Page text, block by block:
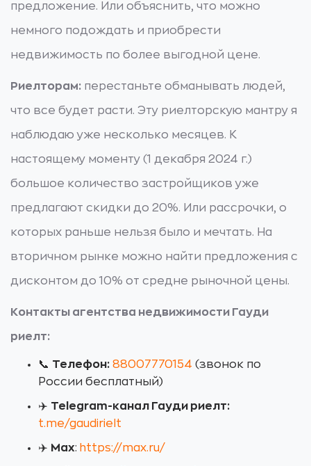
предложение. Или объяснить, что можно
немного подождать и приобрести
недвижимость по более выгодной цене.
Риелторам: перестаньте обманывать людей,
что все будет расти. Эту риелторскую мантру я
наблюдаю уже несколько месяцев. К
настоящему моменту (1 декабря 2024 г.)
большое количество застройщиков уже
предлагают скидки до 20%. Или рассрочки, о
которых раньше нельзя было и мечтать. На
вторичном рынке можно найти предложения с
дисконтом до 10% от средне рыночной цены.
Контакты агентства недвижимости Гауди
риелт:
📞 Телефон: 88007770154 (звонок по
России бесплатный)
✈️ Telegram-канал Гауди риелт:
t.me/gaudirielt
✈️ Max: https://max.ru/